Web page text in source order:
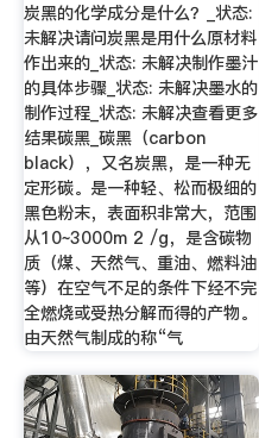
炭黑的化学成分是什么？_状态:
未解决请问炭黑是用什么原材料
作出来的_状态: 未解决制作墨汁
的具体步骤_状态: 未解决墨水的
制作过程_状态: 未解决查看更多
结果碳黑_碳黑（carbon
black），又名炭黑，是一种无
定形碳。是一种轻、松而极细的
黑色粉末，表面积非常大，范围
从10~3000m 2 /g，是含碳物
质（煤、天然气、重油、燃料油
等）在空气不足的条件下经不完
全燃烧或受热分解而得的产物。
由天然气制成的称“气